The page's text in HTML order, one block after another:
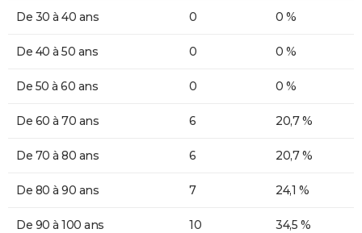
De 30 à 40 ans 0 0 %
De 40 à 50 ans 0 0 %
De 50 à 60 ans 0 0 %
De 60 à 70 ans 6 20,7 %
De 70 à 80 ans 6 20,7 %
De 80 à 90 ans 7 24,1 %
De 90 à 100 ans 10 34,5 %